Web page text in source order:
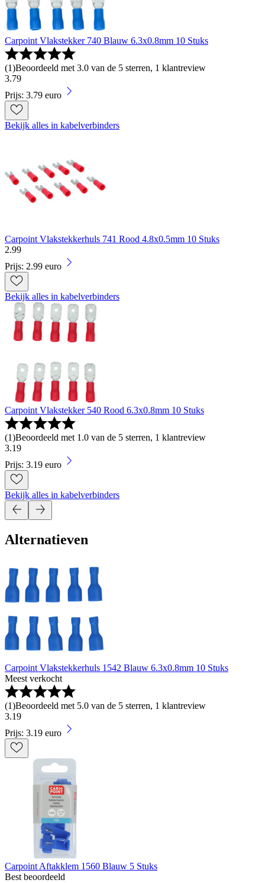
Carpoint Vlakstekker 740 Blauw 6.3x0.8mm 10 Stuks
(1)Beoordeeld met 3.0 van de 5 sterren, 1 klantreview
3.79
Prijs: 3.79 euro
Bekijk alles in kabelverbinders
Carpoint Vlakstekkerhuls 741 Rood 4.8x0.5mm 10 Stuks
2.99
Prijs: 2.99 euro
Bekijk alles in kabelverbinders
Carpoint Vlakstekker 540 Rood 6.3x0.8mm 10 Stuks
(1)Beoordeeld met 1.0 van de 5 sterren, 1 klantreview
3.19
Prijs: 3.19 euro
Bekijk alles in kabelverbinders
Alternatieven
Carpoint Vlakstekkerhuls 1542 Blauw 6.3x0.8mm 10 Stuks
Meest verkocht
(1)Beoordeeld met 5.0 van de 5 sterren, 1 klantreview
3.19
Prijs: 3.19 euro
Carpoint Aftakklem 1560 Blauw 5 Stuks
Best beoordeeld